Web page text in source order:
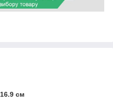
16.9 см